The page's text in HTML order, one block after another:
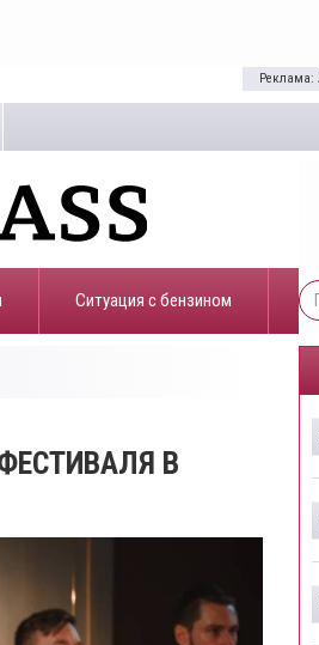
Реклама:
​Ситуация с бензином
В